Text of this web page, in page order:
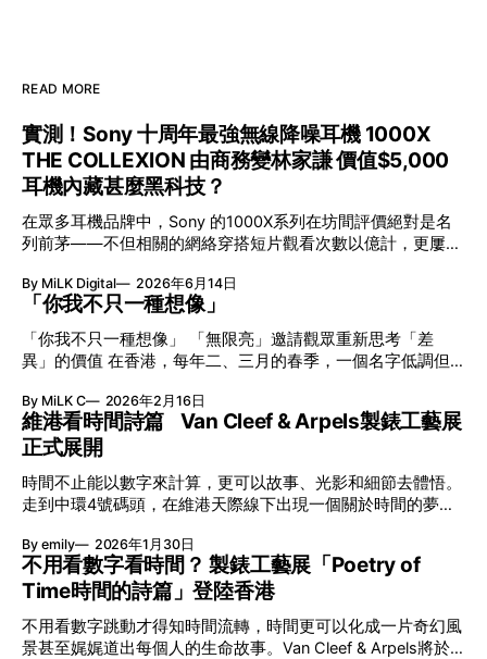
READ MORE
實測！Sony 十周年最強無線降噪耳機 1000X
THE COLLEXION 由商務變林家謙 價值$5,000
耳機內藏甚麼黑科技？
在眾多耳機品牌中，Sony 的1000X系列在坊間評價絕對是名
列前茅——不但相關的網絡穿搭短片觀看次數以億計，更屢獲
VGP 金獎，也是 Amazon 折扣日的大熱推介。
By MiLK Digital 2026年6月14日
「你我不只一種想像」
「你我不只一種想像」 「無限亮」邀請觀眾重新思考「差
異」的價值 在香港，每年二、三月的春季，一個名字低調但
節與香港賽馬會慈善信託基金聯合呈獻，以共融藝術為核心，
八年來不只是帶來無數來自世界各地的優秀節目，更致力於在
本地建立屬於香港的共融創作生態。今年更首度與本地兩大旗
艦藝團強強聯手打造兩部深具意義的作品《遊延》及《弦上光
影》，展開一場前所未有的藝術對話，擦下多元藝術下的流動
能量，全面開展一場無界限嘅藝術旅程。 第八屆「無限亮」
以「你我不只一種想像」為題，從共融角度重新思索「差異」
的價值。不同能力人士是社會多樣性的一部分。每人皆擁有
「不同」能力與特質，當我們一齊生活、一齊創作、互相啟
發，偏見與界線，也自然被藝術溶化。 「無限亮」2026精彩
節目包括: 2月27日至3月1日：帕拉管弦樂團《無邊狂想曲》/
音樂‧舞蹈 (開幕節目) 2月28日至3月1日：
By MiLK C 2026年2月16日
維港看時間詩篇 Van Cleef & Arpels製錶工藝展
正式展開
時間不止能以數字來計算，更可以故事、光影和細節去體悟。
走到中環4號碼頭，在維港天際線下出現一個關於時間的夢幻
覽。由即日至2月8日期間舉行，世家把一貫低調精緻的製錶語
言搬離傳統店舖，放進公共場域，讓時間不只是腕上的個人物
件，而是一場可以與他人一同經歷的詩意旅程。 在碼頭打開
「時間詩集」 走進展場尤如翻開一本時間詩集，藉由不同主
題呈現時間的無限想像。Van Cleef & Arpels的腕錶從來不是
By emily 2026年1月30日
不用看數字看時間？ 製錶工藝展「Poetry of
Time時間的詩篇」登陸香港
不用看數字跳動才得知時間流轉，時間更可以化成一片奇幻風
景甚至娓娓道出每個人的生命故事。Van Cleef & Arpels將於1